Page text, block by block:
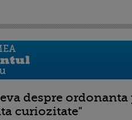
despre
curiozitate"